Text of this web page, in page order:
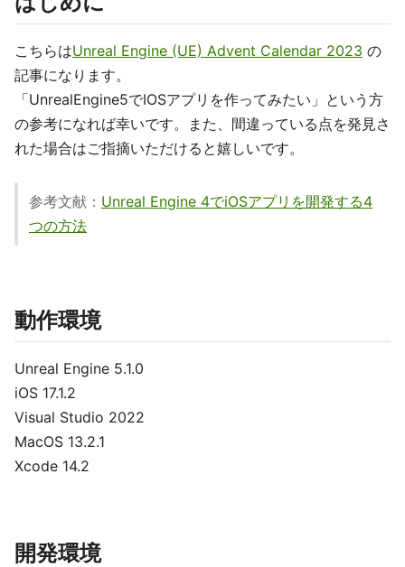
こちらはUnreal Engine (UE) Advent Calendar 2023 の
記事になります。
「UnrealEngine5でIOSアプリを作ってみたい」という方
の参考になれば幸いです。また、間違っている点を発見さ
れた場合はご指摘いただけると嬉しいです。
参考文献： Unreal Engine 4でiOSアプリを開発する4
つの方法
動作環境
Unreal Engine 5.1.0
iOS 17.1.2
Visual Studio 2022
MacOS 13.2.1
Xcode 14.2
開発環境